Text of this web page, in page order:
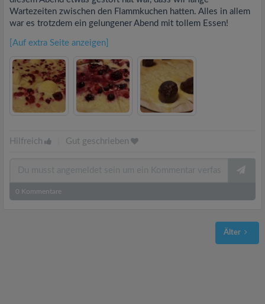
Wartezeiten zwischen den Flammkuchen hatten. Alles in allem
war es trotzdem ein gelungener Abend mit tollem Essen!
[Auf extra Seite anzeigen]
Hilfreich Gut geschrieben
0 Kommentare
Älter